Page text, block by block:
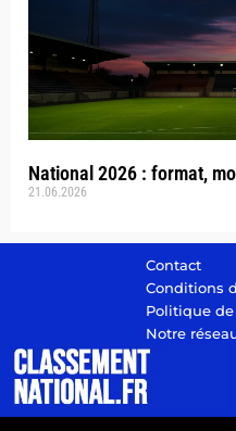
National 2026 : format,
21.06.2026
Contact
Conditions
Politique
Notre